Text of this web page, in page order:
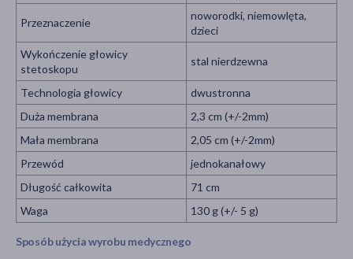
Przeznaczenie
noworodki, niemowlęta,
dzieci
Wykończenie głowicy
stetoskopu
stal nierdzewna
Technologia głowicy
dwustronna
Duża membrana
2,3 cm (+/-2mm)
Mała membrana
2,05 cm (+/-2mm)
Przewód
jednokanałowy
Długość całkowita
71 cm
Waga
130 g (+/- 5 g)
Sposób użycia wyrobu medycznego